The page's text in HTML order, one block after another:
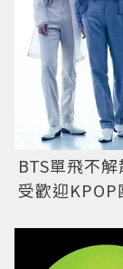
BTS單飛不
受歡迎